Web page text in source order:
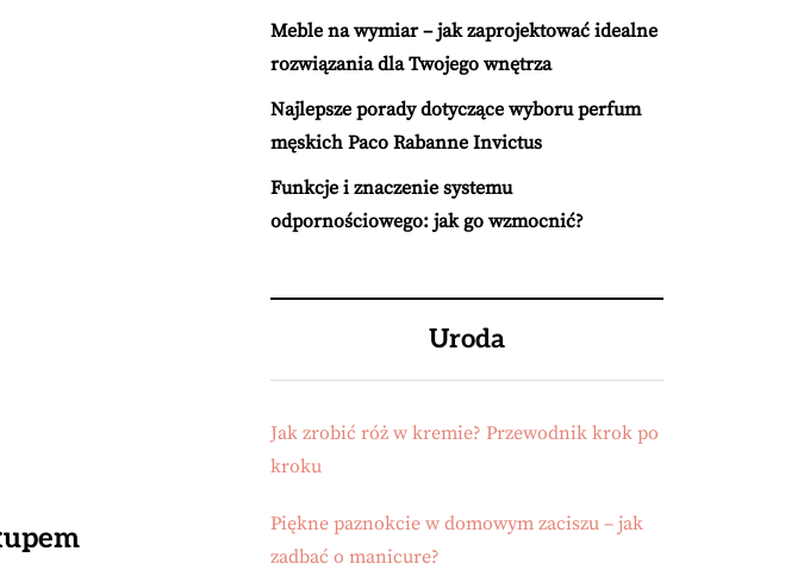
Meble na wymiar – jak zaprojektować idealne
rozwiązania dla Twojego wnętrza
Najlepsze porady dotyczące wyboru perfum
męskich Paco Rabanne Invictus
Funkcje i znaczenie systemu
odpornościowego: jak go wzmocnić?
Uroda
Jak zrobić róż w kremie? Przewodnik krok po
kroku
Piękne paznokcie w domowym zaciszu – jak
zadbać o manicure?